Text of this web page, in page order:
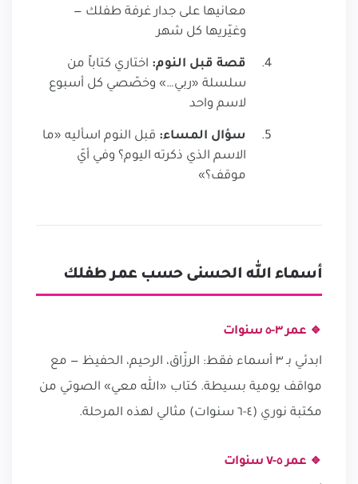
معانيها على جدار غرفة طفلك —
وغيّريها كل شهر
قصة قبل النوم: اختاري كتاباً من
سلسلة «ربي…» وخصّصي كل أسبوع
لاسم واحد
سؤال المساء: قبل النوم اسأليه «ما
الاسم الذي ذكرته اليوم؟ وفي أيّ
موقف؟»
أسماء الله الحسنى حسب عمر طفلك
🔹 عمر ٣-٥ سنوات
ابدئي بـ ٣ أسماء فقط: الرزّاق، الرحيم، الحفيظ — مع
مواقف يومية بسيطة. كتاب «الله معي» الصوتي من
مكتبة نوري (٤-٦ سنوات) مثالي لهذه المرحلة.
🔹 عمر ٥-٧ سنوات